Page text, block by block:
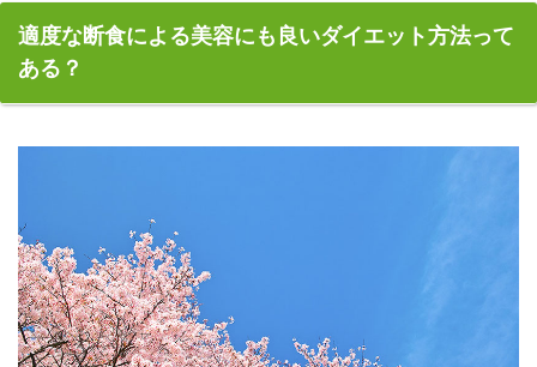
適度な断食による美容にも良いダイエット方法って
ある？